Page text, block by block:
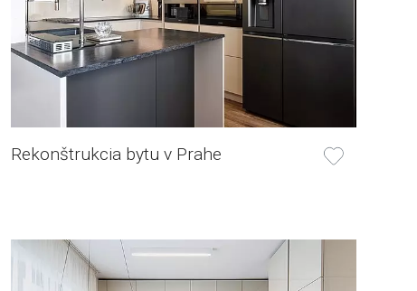
Rekonštrukcia bytu v Prahe